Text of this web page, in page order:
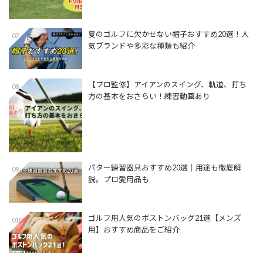
07
夏のゴルフに欠かせない帽子おすすめ20選！人
気ブランドや多彩な種類も紹介
08
【プロ監修】アイアンのスイング、軌道、打ち
方の基本をおさらい！練習動画あり
09
パター練習器具おすすめ20選｜用途も徹底解
説。プロ愛用品も
010
ゴルフ用人気のボストンバッグ21選【メンズ
用】おすすめ商品をご紹介